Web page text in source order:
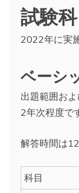
試験
2022年に実
ベーシ
出題範囲お
2年次程度で
解答時間は
科目